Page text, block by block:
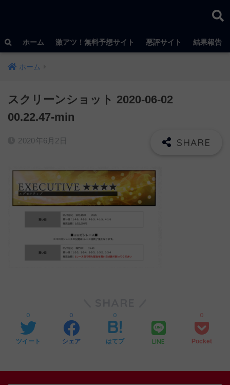
ホーム 激アツ！無料予想サイト 悪評サイト 結果報告
ホーム
スクリーンショット 2020-06-02
00.22.47-min
2020年6月2日
ツイート
0
シェア
0
はてブ
0
LINE Pocket
0